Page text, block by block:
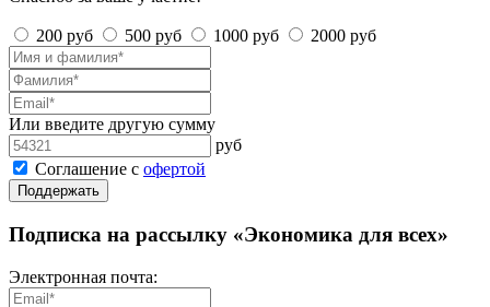
200 руб 500 руб 1000 руб 2000 руб
Или введите другую сумму
руб
Соглашение с офертой
Поддержать
Подписка на рассылку «Экономика для всех»
Электронная почта: